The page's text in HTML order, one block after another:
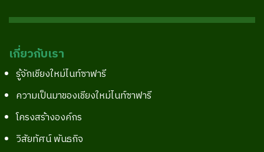
เกี่ยวกับเรา
รู้จักเชียงใหม่ไนท์ซาฟารี
ความเป็นมาของเชียงใหม่ไนท์ซาฟารี
โครงสร้างองค์กร
วิสัยทัศน์ พันธกิจ